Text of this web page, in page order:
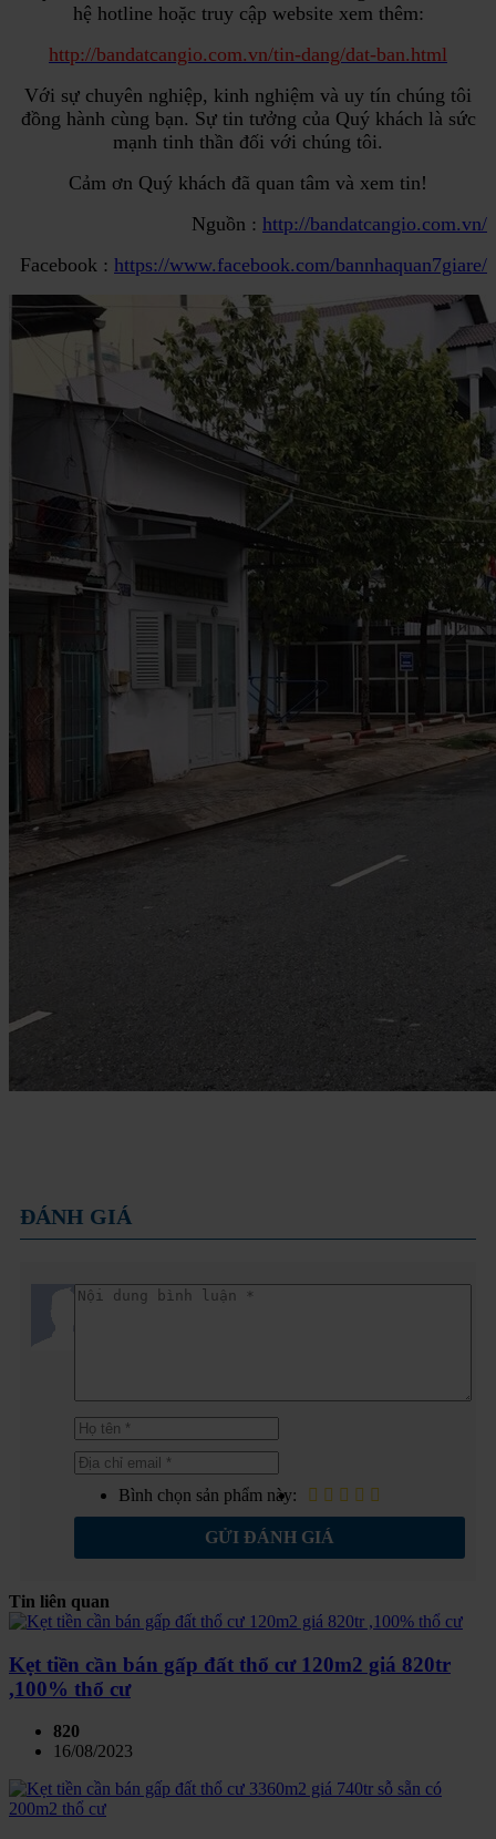
hệ hotline hoặc truy cập website xem thêm:
http://bandatcangio.com.vn/tin-dang/dat-ban.html
Với sự chuyên nghiệp, kinh nghiệm và uy tín chúng tôi
đồng hành cùng bạn. Sự tin tưởng của Quý khách là sức
mạnh tinh thần đối với chúng tôi.
Cảm ơn Quý khách đã quan tâm và xem tin!
Nguồn : http://bandatcangio.com.vn/
Facebook : https://www.facebook.com/bannhaquan7giare/
ĐÁNH GIÁ
Bình chọn sản phẩm này:
GỬI ĐÁNH GIÁ
Tin liên quan
Kẹt tiền cần bán gấp đất thổ cư 120m2 giá 820tr
,100% thổ cư
820
16/08/2023